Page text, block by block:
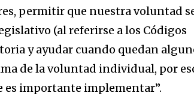
permitir que nuestra voluntad
(al referirse a los Códigos
y ayudar cuando quedan
de la voluntad individual, por
es importante implementar”.